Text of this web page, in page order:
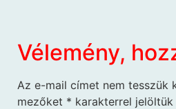
Vélemény,
Az e-mail címet nem tesszük
mezőket * karakterrel jelöltük